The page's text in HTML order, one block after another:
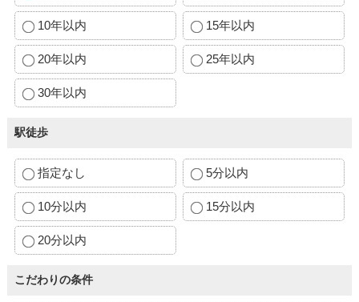
10年以内 15年以内
20年以内 25年以内
30年以内
駅徒歩
指定なし 5分以内
10分以内 15分以内
20分以内
こだわりの条件